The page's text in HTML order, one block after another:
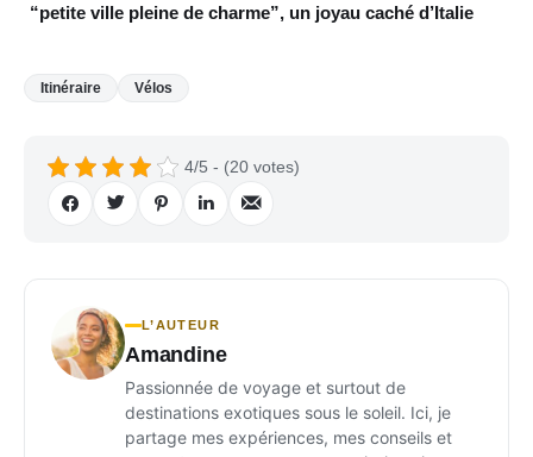
“petite ville pleine de charme”, un joyau caché d’Italie
Itinéraire Vélos
4/5 - (20 votes)
L’AUTEUR
Amandine
Passionnée de voyage et surtout de
destinations exotiques sous le soleil. Ici, je
partage mes expériences, mes conseils et